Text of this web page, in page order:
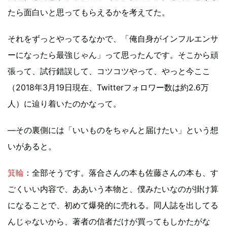
たら面白いと思ってもらえるかを考えてた。
それをずっとやってるなかで、「俺自身がインフルエンサ
ーになったら最強じゃん」って思ったんです。そこから頑
張って、試行錯誤して、コツコツやって、やっと今ここ
（2018年3月19日現在、Twitterフォロワー数は約2.6万
人）に辿り着いたのかなって。
—その裏側には「いいものをちゃんと届けたい」という想
いがあると。
箕輪 ：全部そうです。落合さんの本も佐藤さんの本も、す
ごくいい内容で、ああいう本物と、僕みたいなのが掛け算
になることで、初めて爆発的に売れる。同人誌を出してる
んじゃないから、著者の信者だけが買ってもしかたがな